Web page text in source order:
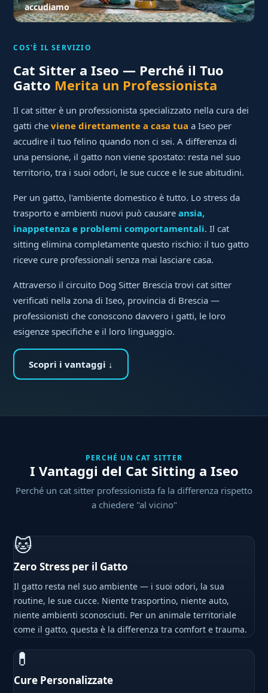
accudiamo
COS'È IL SERVIZIO
Cat Sitter a Iseo — Perché il Tuo
Gatto Merita un Professionista
Il cat sitter è un professionista specializzato nella cura dei
gatti cheviene direttamente a casa tua a Iseo per
accudire il tuo felino quando non ci sei. A differenza di
una pensione, il gatto non viene spostato: resta nel suo
territorio, tra i suoi odori, le sue cucce e le sue abitudini.
Per un gatto, l'ambiente domestico è tutto. Lo stress da
trasporto e ambienti nuovi può causareansia,
inappetenza e problemi comportamentali. Il cat
sitting elimina completamente questo rischio: il tuo gatto
riceve cure professionali senza mai lasciare casa.
Attraverso il circuito Dog Sitter Brescia trovi cat sitter
verificati nella zona di Iseo, provincia di Brescia —
professionisti che conoscono davvero i gatti, le loro
esigenze specifiche e il loro linguaggio.
Scopri i vantaggi ↓
PERCHÉ UN CAT SITTER
I Vantaggi del Cat Sitting a Iseo
Perché un cat sitter professionista fa la differenza rispetto
a chiedere "al vicino"
🐱
Zero Stress per il Gatto
Il gatto resta nel suo ambiente — i suoi odori, la sua
routine, le sue cucce. Niente trasportino, niente auto,
niente ambienti sconosciuti. Per un animale territoriale
come il gatto, questa è la differenza tra comfort e trauma.
💊
Cure Personalizzate